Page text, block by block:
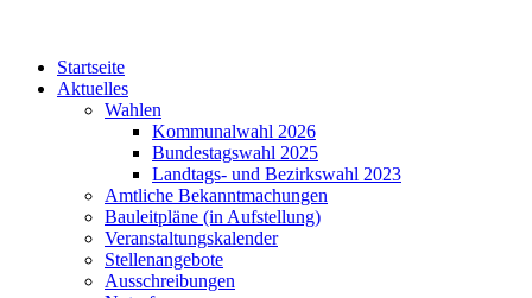
Startseite
Aktuelles
Wahlen
Kommunalwahl 2026
Bundestagswahl 2025
Landtags- und Bezirkswahl 2023
Amtliche Bekanntmachungen
Bauleitpläne (in Aufstellung)
Veranstaltungskalender
Stellenangebote
Ausschreibungen